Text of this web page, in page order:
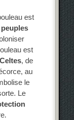
est
est
, de
au
le
Le